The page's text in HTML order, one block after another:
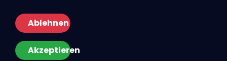
Ablehnen
Akzeptieren